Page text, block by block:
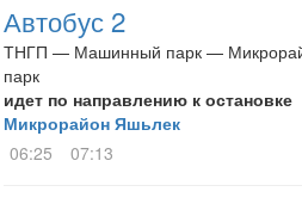
Автобус 2
ТНГП — Машинный парк —
парк
идет по направлению к остановке
Микрорайон Яшьлек
06:25
07:13